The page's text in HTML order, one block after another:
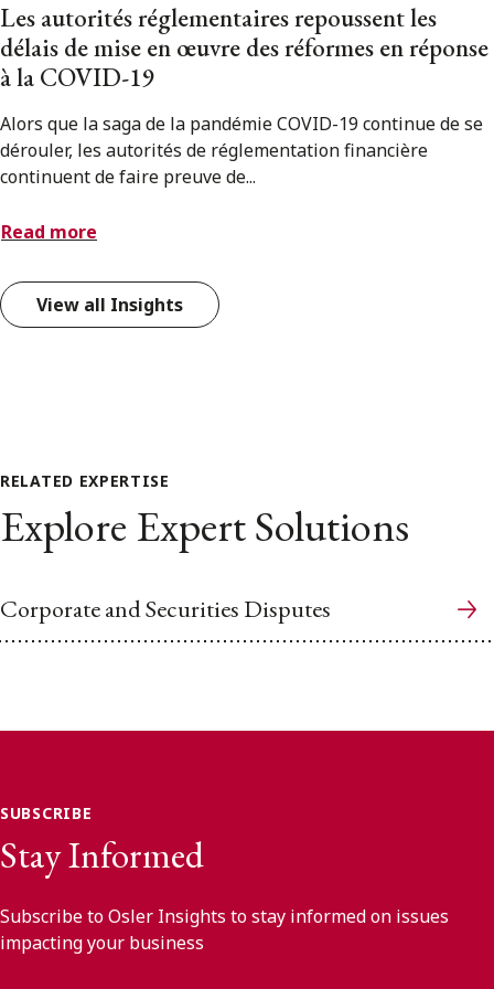
Les autorités réglementaires repoussent les
délais de mise en œuvre des réformes en réponse
à la COVID-19
Alors que la saga de la pandémie COVID-19 continue de se
dérouler, les autorités de réglementation financière
continuent de faire preuve de...
Read more
View all Insights
RELATED EXPERTISE
Explore Expert Solutions
Corporate and Securities Disputes
SUBSCRIBE
Stay Informed
Subscribe to Osler Insights to stay informed on issues
impacting your business